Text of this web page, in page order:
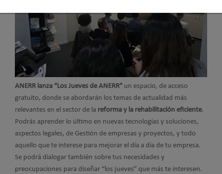
ANERR lanza “Los Jueves de ANERR” un espacio, de acceso
gratuito, donde se abordarán los temas de actualidad más
relevantes en el sector de la reforma y la rehabilitación eficiente.
Podrás aprender lo último en nuevas tecnologías y soluciones,
aspectos legales, de Gestión de empresas y proyectos, y todo
aquello que te interese para mejorar el día a día de tu empresa.
Se podrá dialogar también sobre tus necesidades y
preocupaciones para diseñar “los jueves” que más te interesen.